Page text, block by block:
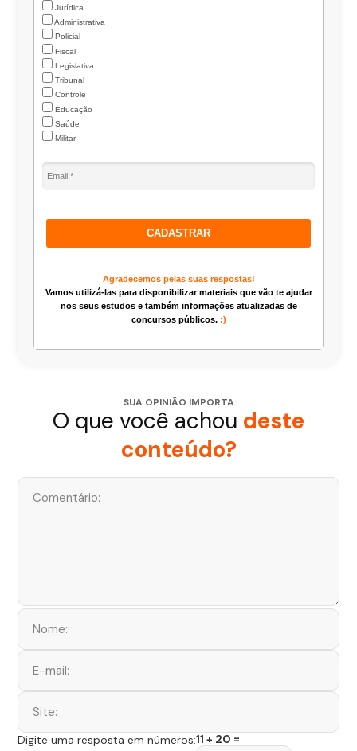
Jurídica
Administrativa
Policial
Fiscal
Legislativa
Tribunal
Controle
Educação
Saúde
Militar
CADASTRAR
Agradecemos pelas suas respostas!
Vamos utilizá-las para disponibilizar materiais que vão te ajudar
nos seus estudos e também informações atualizadas de
concursos públicos. :)
SUA OPINIÃO IMPORTA
O que você achou deste
conteúdo?
Digite uma resposta em números:11 + 20 =